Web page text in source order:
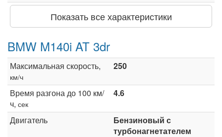
Показать все характеристики
BMW M140i AT 3dr
Максимальная скорость,
км/ч
250
Время разгона до 100 км/
ч, сек
4.6
Двигатель
Бензиновый с
турбонагнетателем